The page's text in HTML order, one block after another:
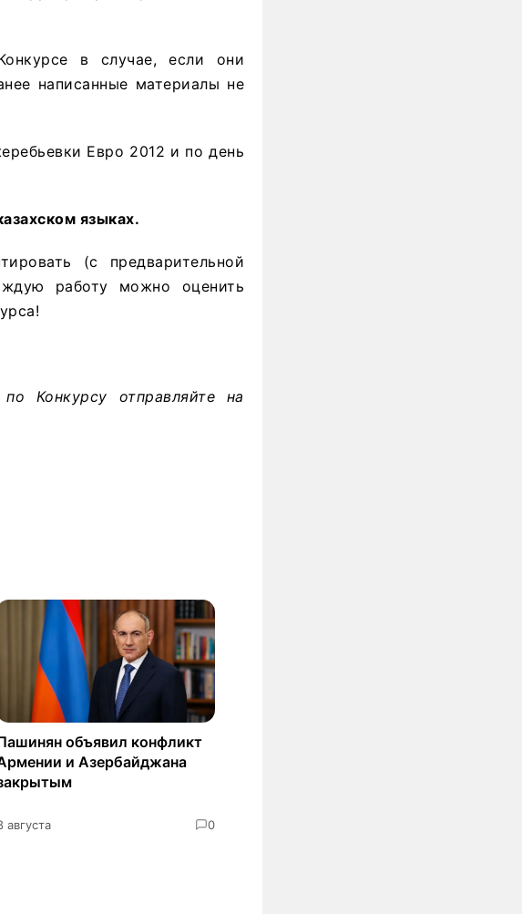
в случае, если они
написанные материалы не
Евро 2012 и по день
языках.
(с предварительной
работу можно оценить
Конкурсу отправляйте на
объявил конфликт
и Азербайджана
августа 0